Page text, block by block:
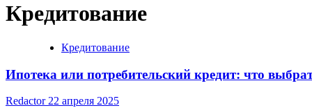
Кредитование
Кредитование
Ипотека или потребительский кредит: что
Redactor 22 апреля 2025